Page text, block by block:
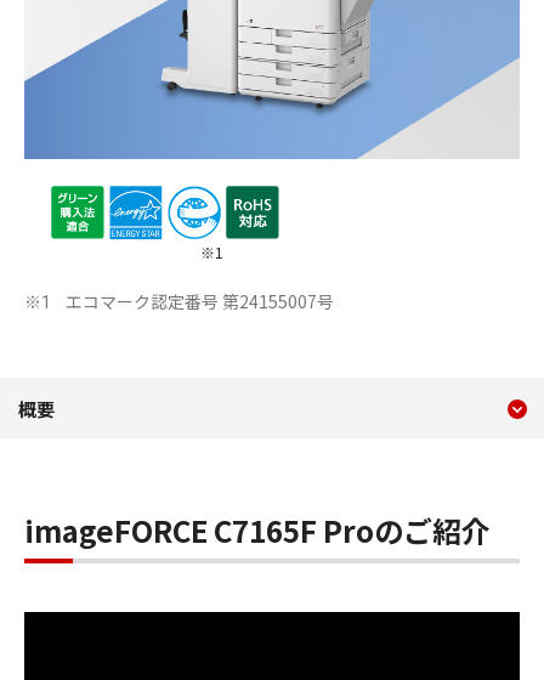
※1
※1 エコマーク認定番号 第24155007号
imageFORCE C7165F
概要
imageFORCE C7165F Proのご紹介